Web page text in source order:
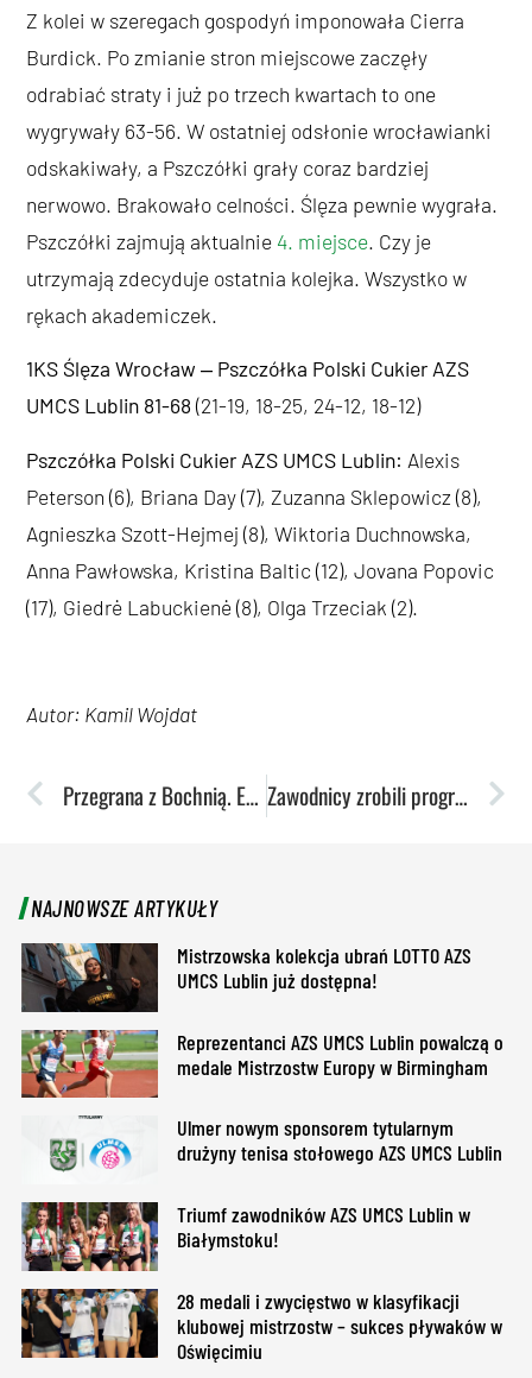
Z kolei w szeregach gospodyń imponowała Cierra
Burdick. Po zmianie stron miejscowe zaczęły
odrabiać straty i już po trzech kwartach to one
wygrywały 63-56. W ostatniej odsłonie wrocławianki
odskakiwały, a Pszczółki grały coraz bardziej
nerwowo. Brakowało celności. Ślęza pewnie wygrała.
Pszczółki zajmują aktualnie 4. miejsce. Czy je
utrzymają zdecyduje ostatnia kolejka. Wszystko w
rękach akademiczek.
1KS Ślęza Wrocław ‒ Pszczółka Polski Cukier AZS
UMCS Lublin 81-68(21-19, 18-25, 24-12, 18-12)
Pszczółka Polski Cukier AZS UMCS Lublin: Alexis
Peterson (6), Briana Day (7), Zuzanna Sklepowicz (8),
Agnieszka Szott-Hejmej (8), Wiktoria Duchnowska,
Anna Pawłowska, Kristina Baltic (12), Jovana Popovic
(17), Giedrė Labuckienė (8), Olga Trzeciak (2).
Autor: Kamil Wojdat
Przegrana z Bochnią. Ekstraklasa się oddala Zawodnicy zrobili progres ‒ mówi trener Łukasz Achruk
NAJNOWSZE ARTYKUŁY
Mistrzowska kolekcja ubrań LOTTO AZS
UMCS Lublin już dostępna!
Reprezentanci AZS UMCS Lublin powalczą o
medale Mistrzostw Europy w Birmingham
Ulmer nowym sponsorem tytularnym
drużyny tenisa stołowego AZS UMCS Lublin
Triumf zawodników AZS UMCS Lublin w
Białymstoku!
28 medali i zwycięstwo w klasyfikacji
klubowej mistrzostw – sukces pływaków w
Oświęcimiu